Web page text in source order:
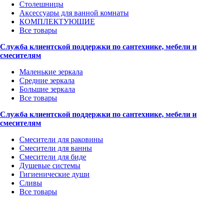
Столешницы
Аксессуары для ванной комнаты
КОМПЛЕКТУЮЩИЕ
Все товары
Служба клиентской поддержки по сантехнике, мебели и
смесителям
Маленькие зеркала
Средние зеркала
Большие зеркала
Все товары
Служба клиентской поддержки по сантехнике, мебели и
смесителям
Смесители для раковины
Смесители для ванны
Смесители для биде
Душевые системы
Гигиенические души
Сливы
Все товары